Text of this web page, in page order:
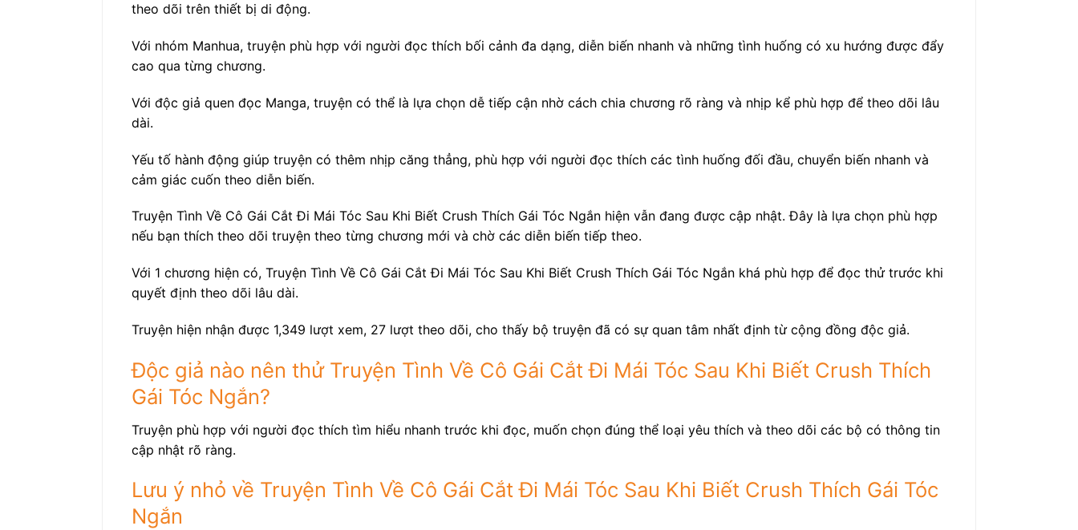
theo dõi trên thiết bị di động.
Với nhóm Manhua, truyện phù hợp với người đọc thích bối cảnh đa dạng, diễn biến nhanh và những tình huống có xu hướng được đẩy
cao qua từng chương.
Với độc giả quen đọc Manga, truyện có thể là lựa chọn dễ tiếp cận nhờ cách chia chương rõ ràng và nhịp kể phù hợp để theo dõi lâu
dài.
Yếu tố hành động giúp truyện có thêm nhịp căng thẳng, phù hợp với người đọc thích các tình huống đối đầu, chuyển biến nhanh và
cảm giác cuốn theo diễn biến.
Truyện Tình Về Cô Gái Cắt Đi Mái Tóc Sau Khi Biết Crush Thích Gái Tóc Ngắn hiện vẫn đang được cập nhật. Đây là lựa chọn phù hợp
nếu bạn thích theo dõi truyện theo từng chương mới và chờ các diễn biến tiếp theo.
Với 1 chương hiện có, Truyện Tình Về Cô Gái Cắt Đi Mái Tóc Sau Khi Biết Crush Thích Gái Tóc Ngắn khá phù hợp để đọc thử trước khi
quyết định theo dõi lâu dài.
Truyện hiện nhận được 1,349 lượt xem, 27 lượt theo dõi, cho thấy bộ truyện đã có sự quan tâm nhất định từ cộng đồng độc giả.
Độc giả nào nên thử Truyện Tình Về Cô Gái Cắt Đi Mái Tóc Sau Khi Biết Crush Thích
Gái Tóc Ngắn?
Truyện phù hợp với người đọc thích tìm hiểu nhanh trước khi đọc, muốn chọn đúng thể loại yêu thích và theo dõi các bộ có thông tin
cập nhật rõ ràng.
Lưu ý nhỏ về Truyện Tình Về Cô Gái Cắt Đi Mái Tóc Sau Khi Biết Crush Thích Gái Tóc
Ngắn